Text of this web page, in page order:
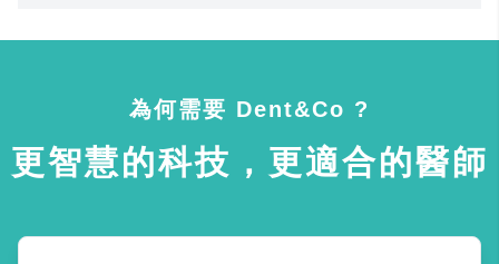
為何需要 Dent&Co ?
更智慧的科技，更適合的醫師